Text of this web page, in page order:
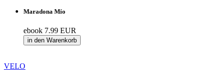
Maradona Mío
ebook 7.99 EUR
in den Warenkorb
VELO